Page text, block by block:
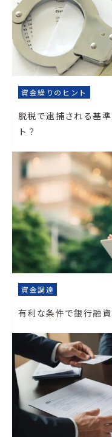
資金繰りのヒント
脱税で逮捕される基
ト？
資金調達
有利な条件で銀行融